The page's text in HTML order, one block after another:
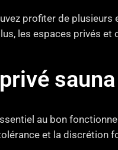
profiter de
les espaces privés
au bon
et la discrétion